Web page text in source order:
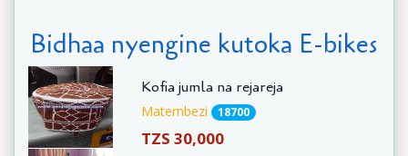
Bidhaa nyengine kutoka E-bikes
Kofia jumla na rejareja
Matembezi 18700
TZS 30,000